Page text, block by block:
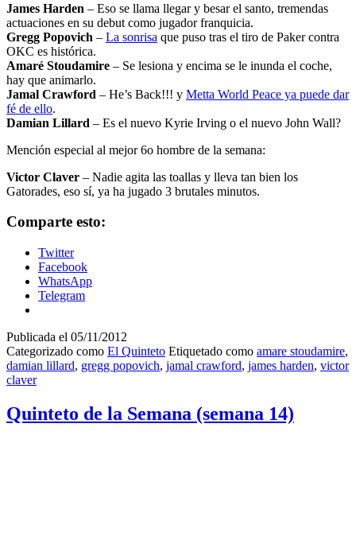
James Harden – Eso se llama llegar y besar el santo, tremendas
actuaciones en su debut como jugador franquicia.
Gregg Popovich – La sonrisa que puso tras el tiro de Paker contra
OKC es histórica.
Amaré Stoudamire – Se lesiona y encima se le inunda el coche,
hay que animarlo.
Jamal Crawford – He’s Back!!! y Metta World Peace ya puede dar
fé de ello.
Damian Lillard – Es el nuevo Kyrie Irving o el nuevo John Wall?
Mención especial al mejor 6o hombre de la semana:
Victor Claver – Nadie agita las toallas y lleva tan bien los
Gatorades, eso sí, ya ha jugado 3 brutales minutos.
Comparte esto:
Twitter
Facebook
WhatsApp
Telegram
Publicada el 05/11/2012
Categorizado como El Quinteto Etiquetado como amare stoudamire,
damian lillard, gregg popovich, jamal crawford, james harden, victor
claver
Quinteto de la Semana (semana 14)